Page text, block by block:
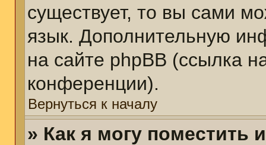
существует, то вы сами
язык. Дополнительную
на сайте phpBB (ссылка
конференции).
Вернуться к началу
» Как я могу поместить